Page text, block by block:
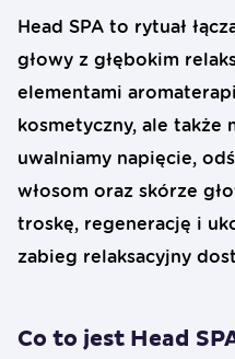
Head SPA to rytuał
głowy z głębokim
elementami
kosmetyczny, ale także
uwalniamy napięcie,
włosom oraz skórze
troskę, regenerację i
zabieg relaksacyjny
Co to jest Head